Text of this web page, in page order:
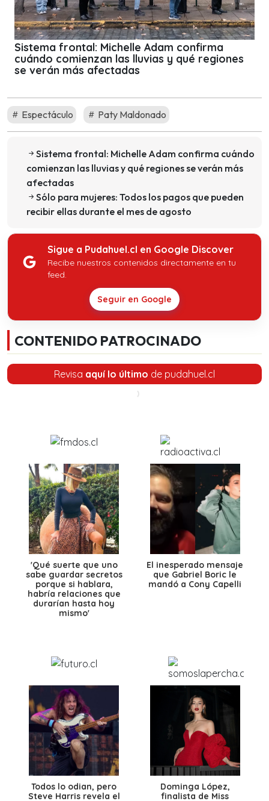
Sistema frontal: Michelle Adam confirma
cuándo comienzan las lluvias y qué regiones
se verán más afectadas
Espectáculo Paty Maldonado
Sistema frontal: Michelle Adam confirma cuándo
comienzan las lluvias y qué regiones se verán más
afectadas
Sólo para mujeres: Todos los pagos que pueden
recibir ellas durante el mes de agosto
Sigue a Pudahuel.cl en Google Discover
Recibe nuestros contenidos directamente en tu
feed.
Seguir en Google
CONTENIDO PATROCINADO
Revisa aquí lo último de pudahuel.cl
'Qué suerte que uno
sabe guardar secretos
porque si hablara,
habría relaciones que
durarían hasta hoy
mismo'
El inesperado mensaje
que Gabriel Boric le
mandó a Cony Capelli
Todos lo odian, pero
Steve Harris revela el
Dominga López,
finalista de Miss